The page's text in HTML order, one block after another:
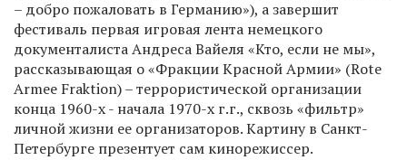
– добро пожаловать в Германию»), а завершит
фестиваль первая игровая лента немецкого
документалиста Андреса Вайеля «Кто, если не мы»,
рассказывающая о «Фракции Красной Армии» (Rote
Armee Fraktion) – террористической организации
конца 1960-х - начала 1970-х г.г., сквозь «фильтр»
личной жизни ее организаторов. Картину в Санкт-
Петербурге презентует сам кинорежиссер.